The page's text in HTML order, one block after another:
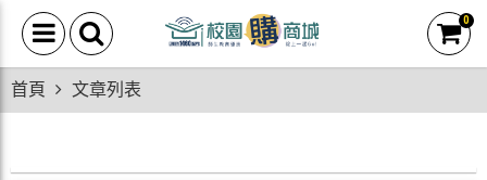
0
首頁 文章列表